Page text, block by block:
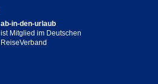
ab-in-den-urlaub
ist Mitglied im Deutschen
ReiseVerband